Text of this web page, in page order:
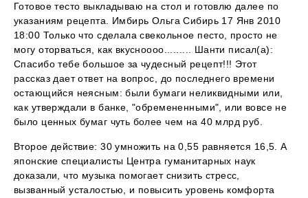
Готовое тесто выкладываю на стол и готовлю далее по
указаниям рецепта. Имбирь Ольга Сибирь 17 Янв 2010
18:00 Только что сделала свекольное песто, просто не
могу оторваться, как вкусноооо......... Шанти писал(а):
Спасибо тебе большое за чудесный рецепт!!! Этот
рассказ дает ответ на вопрос, до последнего времени
остающийся неясным: были бумаги неликвидными или,
как утверждали в банке, "обремененными", или вовсе не
было ценных бумаг чуть более чем на 40 млрд руб.
Второе действие: 30 умножить на 0,55 равняется 16,5. А
японские специалисты Центра гуманитарных наук
доказали, что музыка помогает снизить стресс,
вызванный усталостью, и повысить уровень комфорта